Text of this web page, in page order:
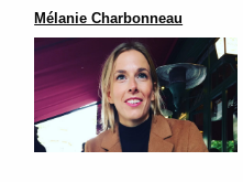
Mélanie Charbonneau